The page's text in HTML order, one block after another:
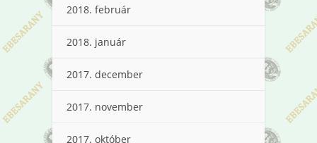
2018. február
2018. január
2017. december
2017. november
2017. október